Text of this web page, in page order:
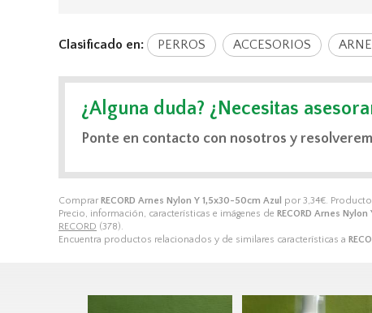
Comprar RECORD Arnes Nylon Y 1,5x30-50cm Azul por 3,34€.
Precio, información, características e imágenes de RECORD Arnes
RECORD (378).
Encuentra productos relacionados y de similares características a
Clasificado en: PERROS ACCESORIOS
¿Alguna duda? ¿Necesitas
Ponte en contacto con nosotros y